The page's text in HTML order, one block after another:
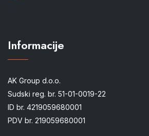
Informacije
AK Group d.o.o.
Sudski reg. br. 51-01-0019-22
ID br. 4219059680001
PDV br. 219059680001